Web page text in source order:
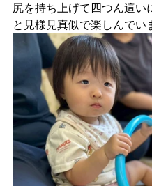
尻を持ち上げて四つん這い
と見様見真似で楽しんでい